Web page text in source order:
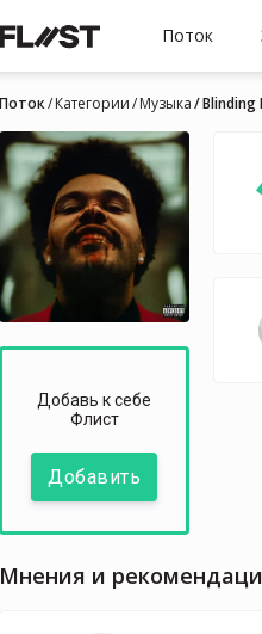
Поток
Поток Категории Музыка Blinding
Добавь к себе
Флист
Добавить
Мнения и